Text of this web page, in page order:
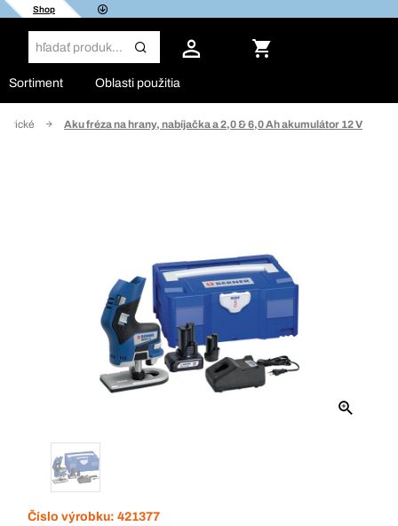
Shop
Sortiment Oblasti použitia
Aku fréza na hrany, nabíjačka a 2,0 & 6,0 Ah akumulátor 12 V
Číslo výrobku: 421377